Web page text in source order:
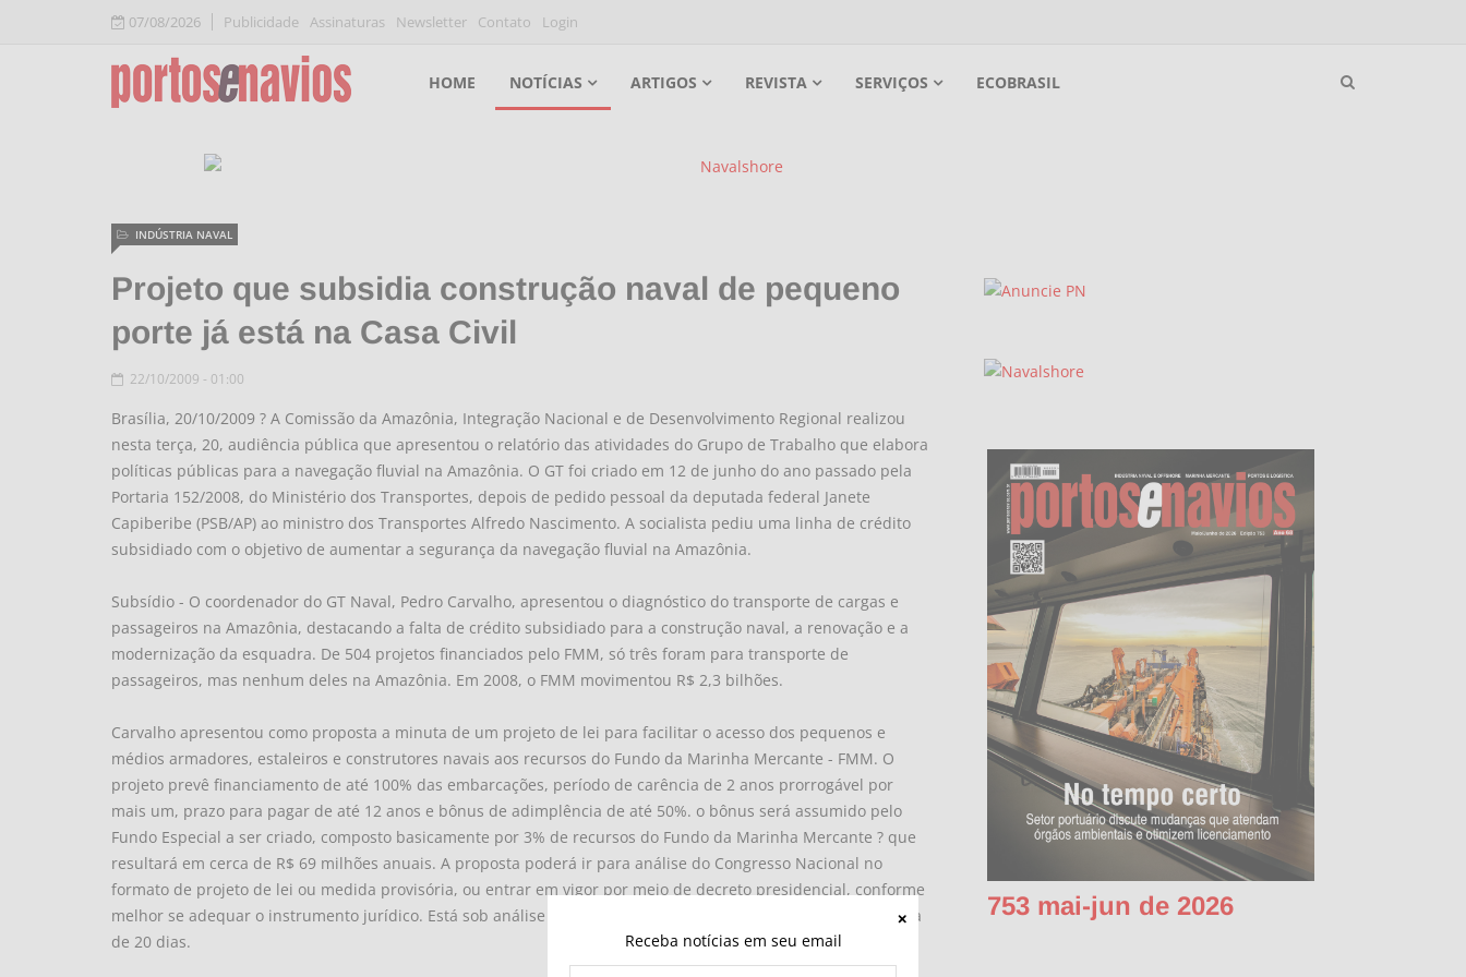
Receba notícias em seu email
07/08/2026 Publicidade Assinaturas Newsletter Contato Login
HOME NOTÍCIAS ARTIGOS REVISTA SERVIÇOS ECOBRASIL
Projeto que subsidia construção naval de pequeno
porte já está na Casa Civil
INDÚSTRIA NAVAL
22/10/2009 - 01:00
Brasília, 20/10/2009 ? A Comissão da Amazônia, Integração Nacional e de Desenvolvimento Regional realizou
nesta terça, 20, audiência pública que apresentou o relatório das atividades do Grupo de Trabalho que elabora
políticas públicas para a navegação fluvial na Amazônia. O GT foi criado em 12 de junho do ano passado pela
Portaria 152/2008, do Ministério dos Transportes, depois de pedido pessoal da deputada federal Janete
Capiberibe (PSB/AP) ao ministro dos Transportes Alfredo Nascimento. A socialista pediu uma linha de crédito
subsidiado com o objetivo de aumentar a segurança da navegação fluvial na Amazônia.
Subsídio - O coordenador do GT Naval, Pedro Carvalho, apresentou o diagnóstico do transporte de cargas e
passageiros na Amazônia, destacando a falta de crédito subsidiado para a construção naval, a renovação e a
modernização da esquadra. De 504 projetos financiados pelo FMM, só três foram para transporte de
passageiros, mas nenhum deles na Amazônia. Em 2008, o FMM movimentou R$ 2,3 bilhões.
Carvalho apresentou como proposta a minuta de um projeto de lei para facilitar o acesso dos pequenos e
médios armadores, estaleiros e construtores navais aos recursos do Fundo da Marinha Mercante - FMM. O
projeto prevê financiamento de até 100% das embarcações, período de carência de 2 anos prorrogável por
mais um, prazo para pagar de até 12 anos e bônus de adimplência de até 50%. o bônus será assumido pelo
Fundo Especial a ser criado, composto basicamente por 3% de recursos do Fundo da Marinha Mercante ? que
resultará em cerca de R$ 69 milhões anuais. A proposta poderá ir para análise do Congresso Nacional no
formato de projeto de lei ou medida provisória, ou entrar em vigor por meio de decreto presidencial, conforme
melhor se adequar o instrumento jurídico. Está sob análise da Casa Civil da Presidência da República há cerca
de 20 dias.
753 mai-jun de 2026